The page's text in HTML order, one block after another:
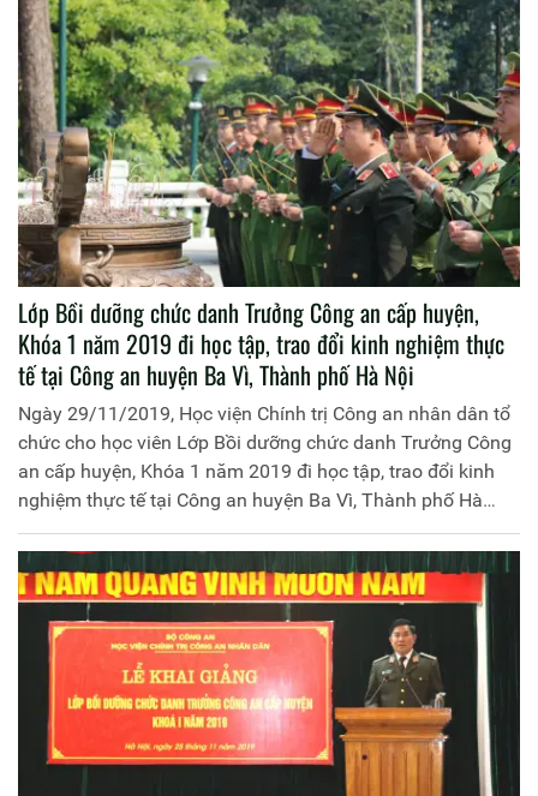
Lớp Bồi dưỡng chức danh Trưởng Công an cấp huyện,
Khóa 1 năm 2019 đi học tập, trao đổi kinh nghiệm thực
tế tại Công an huyện Ba Vì, Thành phố Hà Nội
Ngày 29/11/2019, Học viện Chính trị Công an nhân dân tổ
chức cho học viên Lớp Bồi dưỡng chức danh Trưởng Công
an cấp huyện, Khóa 1 năm 2019 đi học tập, trao đổi kinh
nghiệm thực tế tại Công an huyện Ba Vì, Thành phố Hà
Nội. Đồng chí Thiếu tướng, PGS.TS Phan Xuân Tuy, Phó
Giám đốc Học viện Chính trị Công an nhân dân chủ trì buổi
học tập.